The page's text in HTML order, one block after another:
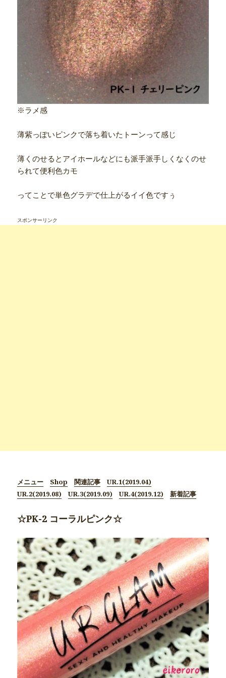
※ラメ感
薄紫っぽいピンクで落ち着いたトーンって感じ
薄くのせるとアイホールなどにも派手派手しくなくのせ
られて便利色カモ
ってことで単色グラデで仕上がるイイ色ですぅ
スポンサーリンク
メニュー Shop 関連記事
UR.1(2019.04)
UR.2(2019.08)
UR.3(2019.09) UR.4(2019.12) 新着記事
☆PK-2 コーラルピンク☆